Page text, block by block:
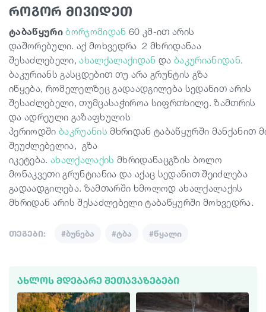
როგორ მივიდეთ
ტაბაწყური ბორჯომიდან 60 კმ-ით არის
დაშორებული. აქ მოხვედრა 2 მხრიდანაა
შესაძლებელი, ახალქალაქიდან და ბაკურიანიდან.
ბაკურიანს გასცდებით თუ არა გრუნტის გზა
იწყება, რომელელზეც გადაადგილება სედანით არის
შესაძლებელი, თუმცასაჭიროა სიფრთხილე. ზამთრის
და ადრეული გაზაფხულის
პერიოდში ბაკრუანის მხრიდან ტაბაწყურში მანქანით
შეუძლებელია, გზა
იკეტება. ახალქალაქის მხრიდანაცგზის ბოლო
მონაკვეთი გრუნტიანია და აქაც სედანით შეიძლება
გადაადგილება. ზამთარში ხმოლოდ ახალქალაქის
მხრიდან არის შესაძლებელიტაბაწყურში მოხვედრა.
თეგები: #ბუნება #ტბა #წყალი
ᲐᲮᲚᲝᲡ ᲛᲓᲔᲑᲐᲠᲔ ᲨᲔᲗᲐᲕᲐᲖᲔᲑᲔᲑᲘ